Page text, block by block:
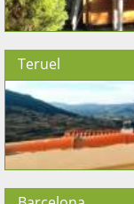
Teruel